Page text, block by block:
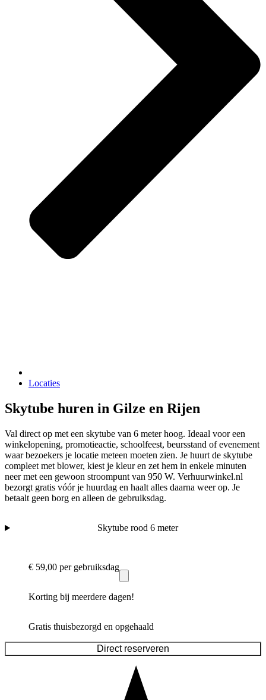
Locaties
Skytube huren in Gilze en Rijen
Val direct op met een skytube van 6 meter hoog. Ideaal voor een
winkelopening, promotieactie, schoolfeest, beursstand of evenement
waar bezoekers je locatie meteen moeten zien. Je huurt de skytube
compleet met blower, kiest je kleur en zet hem in enkele minuten
neer met een gewoon stroompunt van 950 W. Verhuurwinkel.nl
bezorgt gratis vóór je huurdag en haalt alles daarna weer op. Je
betaalt geen borg en alleen de gebruiksdag.
Skytube rood 6 meter
€ 59,00 per gebruiksdag
Korting bij meerdere dagen!
Gratis thuisbezorgd en opgehaald
Direct reserveren